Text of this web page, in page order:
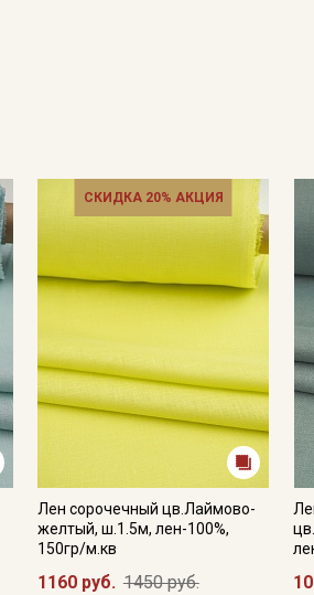
СКИДКА 20% АКЦИЯ
Лен сорочечный цв.Лаймово-
желтый, ш.1.5м, лен-100%,
150гр/м.кв
1160 руб. 1450 руб.